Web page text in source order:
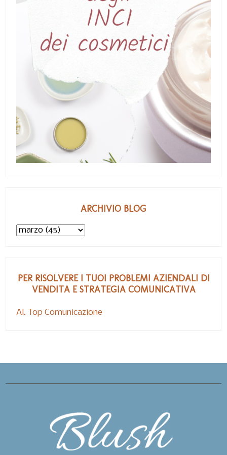
ARCHIVIO BLOG
PER RISOLVERE I TUOI PROBLEMI AZIENDALI DI
VENDITA E STRATEGIA COMUNICATIVA
Al. Top Comunicazione